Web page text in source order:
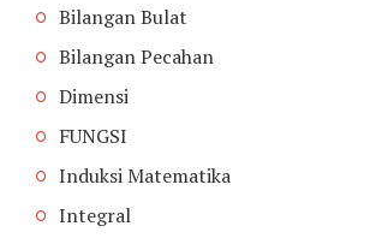
Bilangan Bulat
Bilangan Pecahan
Dimensi
FUNGSI
Induksi Matematika
Integral